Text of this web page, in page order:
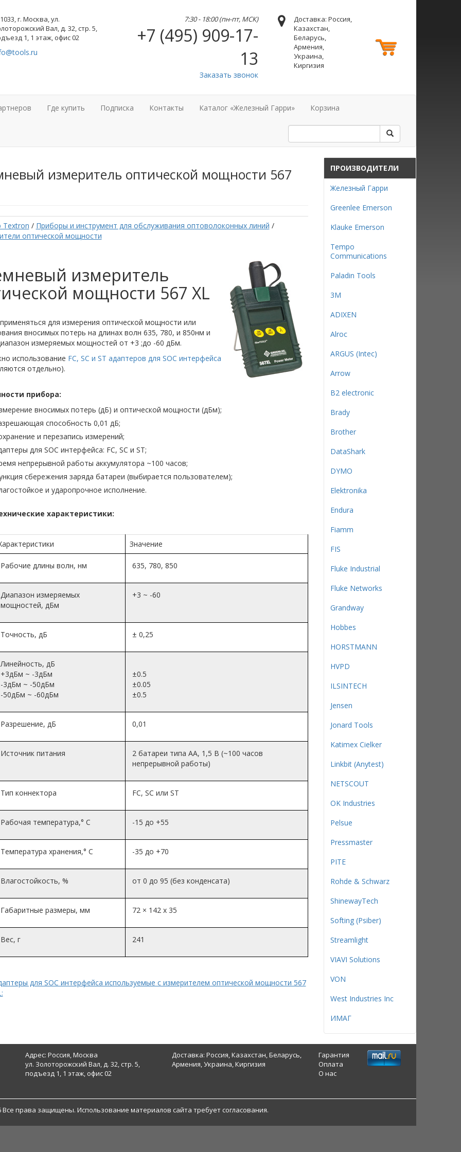
г. Москва, ул.
Вал, д. 32, стр. 5,
1, 1 этаж, офис 02
7:30 - 18:00 (пн-пт, МСК)
+7 (495) 909-17-
13
Заказать звонок
Доставка: Россия,
Казахстан,
Беларусь,
Армения,
Украина,
Киргизия
Где купить Подписка Контакты Каталог «Железный Гарри» Корзина
измеритель оптической мощности 567
Textron / Приборы и инструмент для обслуживания оптоволоконных линий /
оптической мощности
измеритель
мощности 567 XL
для измерения оптической мощности или
вносимых потерь на длинах волн 635, 780, и 850нм и
измеряемых мощностей от +3 ;до -60 дБм.
использование FC, SC и ST адаптеров для SOC интерфейса
отдельно).
прибора:
вносимых потерь (дБ) и оптической мощности (дБм);
способность 0,01 дБ;
и перезапись измерений;
для SOC интерфейса: FC, SC и ST;
непрерывной работы аккумулятора ~100 часов;
сбережения заряда батареи (выбирается пользователем);
и ударопрочное исполнение.
характеристики:
Значение
Рабочие длины волн, нм 635, 780, 850
Диапазон измеряемых
мощностей, дБм
+3 ~ -60
Точность, дБ ± 0,25
Линейность, дБ
+3дБм ~ -3дБм
-3дБм ~ -50дБм
-50дБм ~ -60дБм
±0.5
±0.05
±0.5
Разрешение, дБ 0,01
Источник питания
2 батареи типа АА, 1,5 В (~100 часов
непрерывной работы)
Тип коннектора FC, SC или ST
Рабочая температура,° C -15 до +55
Температура хранения,° C -35 до +70
Влагостойкость, % от 0 до 95 (без конденсата)
Габаритные размеры, мм 72 × 142 x 35
Вес, г 241
для SOC интерфейса используемые с измерителем оптической мощности 567
ПРОИЗВОДИТЕЛИ
Железный Гарри
Greenlee Emerson
Klauke Emerson
Tempo
Communications
Paladin Tools
3М
ADIXEN
Alroc
ARGUS (Intec)
Arrow
B2 electronic
Brady
Brother
DataShark
DYMO
Elektronika
Endura
Fiamm
FIS
Fluke Industrial
Fluke Networks
Grandway
Hobbes
HORSTMANN
HVPD
ILSINTECH
Jensen
Jonard Tools
Katimex Cielker
Linkbit (Anytest)
NETSCOUT
OK Industries
Pelsue
Pressmaster
PITE
Rohde & Schwarz
ShinewayTech
Softing (Psiber)
Streamlight
VIAVI Solutions
VON
West Industries Inc
ИМАГ
Адрес: Россия, Москва
ул. Золоторожский Вал, д. 32, стр. 5,
подъезд 1, 1 этаж, офис 02
Доставка: Россия, Казахстан, Беларусь,
Армения, Украина, Киргизия
Гарантия
Оплата
О нас
Все права защищены. Использование материалов сайта требует согласования.